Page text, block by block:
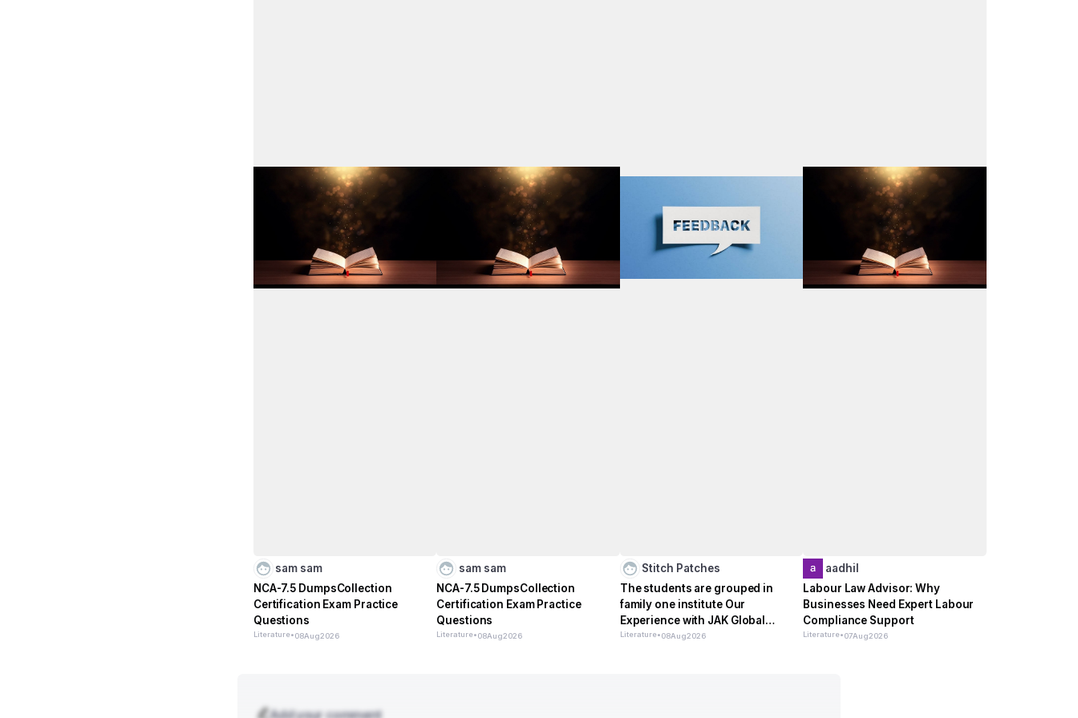
sam sam
NCA-7.5 DumpsCollection
Certification Exam Practice
Questions
Literature•08Aug2026
sam sam
NCA-7.5 DumpsCollection
Certification Exam Practice
Questions
Literature•08Aug2026
Stitch Patches
The students are grouped in
family one institute Our
Experience with JAK Global
Education Institute
Literature•08Aug2026
aadhil
Labour Law Advisor: Why
Businesses Need Expert Labour
Compliance Support
Literature•07Aug2026
Add your comment